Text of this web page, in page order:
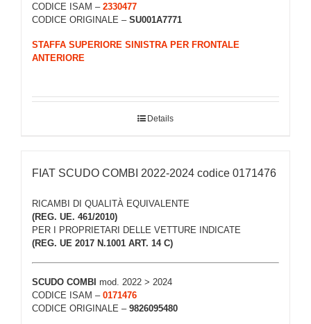
CODICE ISAM – 2330477
CODICE ORIGINALE – SU001A7771
STAFFA SUPERIORE SINISTRA PER FRONTALE
ANTERIORE
Details
FIAT SCUDO COMBI 2022-2024 codice 0171476
RICAMBI DI QUALITÀ EQUIVALENTE
(REG. UE. 461/2010)
PER I PROPRIETARI DELLE VETTURE INDICATE
(REG. UE 2017 N.1001 ART. 14 C)
SCUDO COMBI mod. 2022 > 2024
CODICE ISAM – 0171476
CODICE ORIGINALE – 9826095480